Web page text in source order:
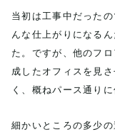
当初は工事中だった
んな仕上がりになる
た。ですが、他のフ
成したオフィスを見
く、概ねパース通り
細かいところの多少